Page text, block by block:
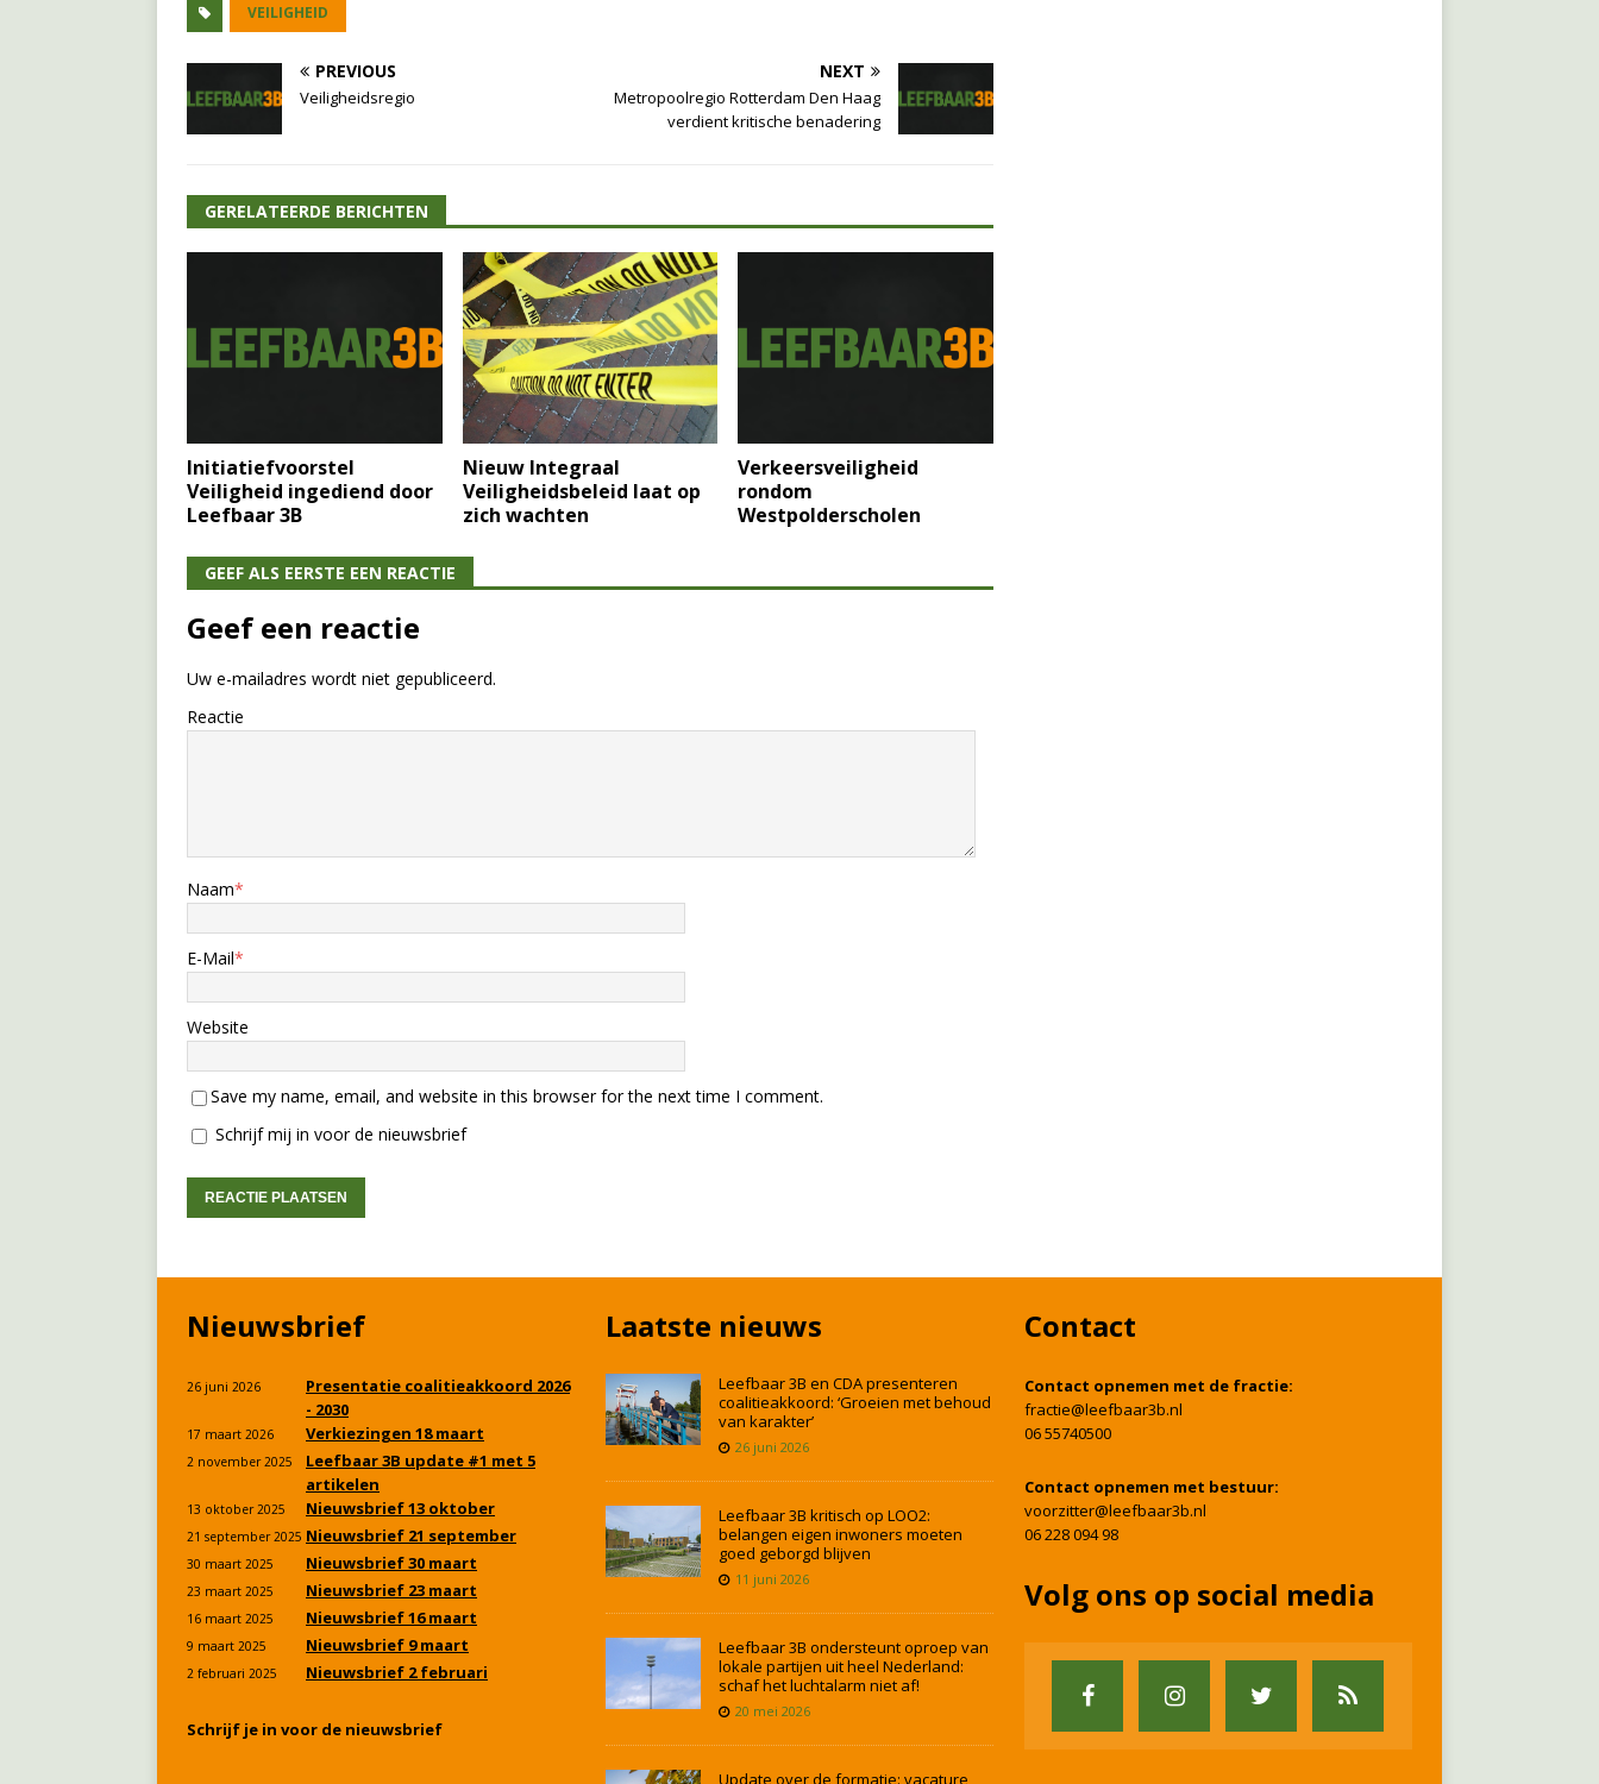
VEILIGHEID
PREVIOUS
Veiligheidsregio
NEXT
Metropoolregio Rotterdam Den Haag
verdient kritische benadering
GERELATEERDE BERICHTEN
Initiatiefvoorstel
Veiligheid ingediend door
Leefbaar 3B
Nieuw Integraal
Veiligheidsbeleid laat op
zich wachten
Verkeersveiligheid
rondom
Westpolderscholen
GEEF ALS EERSTE EEN REACTIE
Geef een reactie
Uw e-mailadres wordt niet gepubliceerd.
Reactie
Naam*
E-Mail*
Website
Save my name, email, and website in this browser for the next time I comment.
Schrijf mij in voor de nieuwsbrief
Nieuwsbrief
26 juni 2026
Presentatie coalitieakkoord 2026
- 2030
17 maart 2026 Verkiezingen 18 maart
2 november 2025
Leefbaar 3B update #1 met 5
artikelen
13 oktober 2025 Nieuwsbrief 13 oktober
21 september 2025 Nieuwsbrief 21 september
30 maart 2025 Nieuwsbrief 30 maart
23 maart 2025 Nieuwsbrief 23 maart
16 maart 2025 Nieuwsbrief 16 maart
9 maart 2025 Nieuwsbrief 9 maart
2 februari 2025 Nieuwsbrief 2 februari
Schrijf je in voor de nieuwsbrief
Laatste nieuws
Leefbaar 3B en CDA presenteren
coalitieakkoord: ‘Groeien met behoud
van karakter’
26 juni 2026
Leefbaar 3B kritisch op LOO2:
belangen eigen inwoners moeten
goed geborgd blijven
11 juni 2026
Leefbaar 3B ondersteunt oproep van
lokale partijen uit heel Nederland:
schaf het luchtalarm niet af!
20 mei 2026
Update over de formatie: vacature
Contact
Contact opnemen met de fractie:
fractie@leefbaar3b.nl
06 55740500
Contact opnemen met bestuur:
voorzitter@leefbaar3b.nl
06 228 094 98
Volg ons op social media